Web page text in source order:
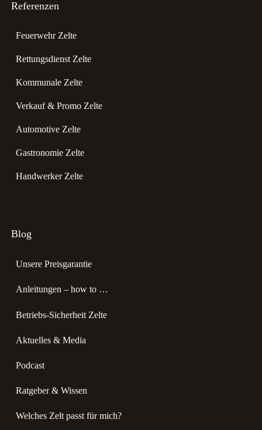
Referenzen
Feuerwehr Zelte
Rettungsdienst Zelte
Kommunale Zelte
Verkauf & Promo Zelte
Automotive Zelte
Gastronomie Zelte
Handwerker Zelte
Blog
Unsere Preisgarantie
Anleitungen – how to …
Betriebs-Sicherheit Zelte
Aktuelles & Media
Podcast
Ratgeber & Wissen
Welches Zelt passt für mich?